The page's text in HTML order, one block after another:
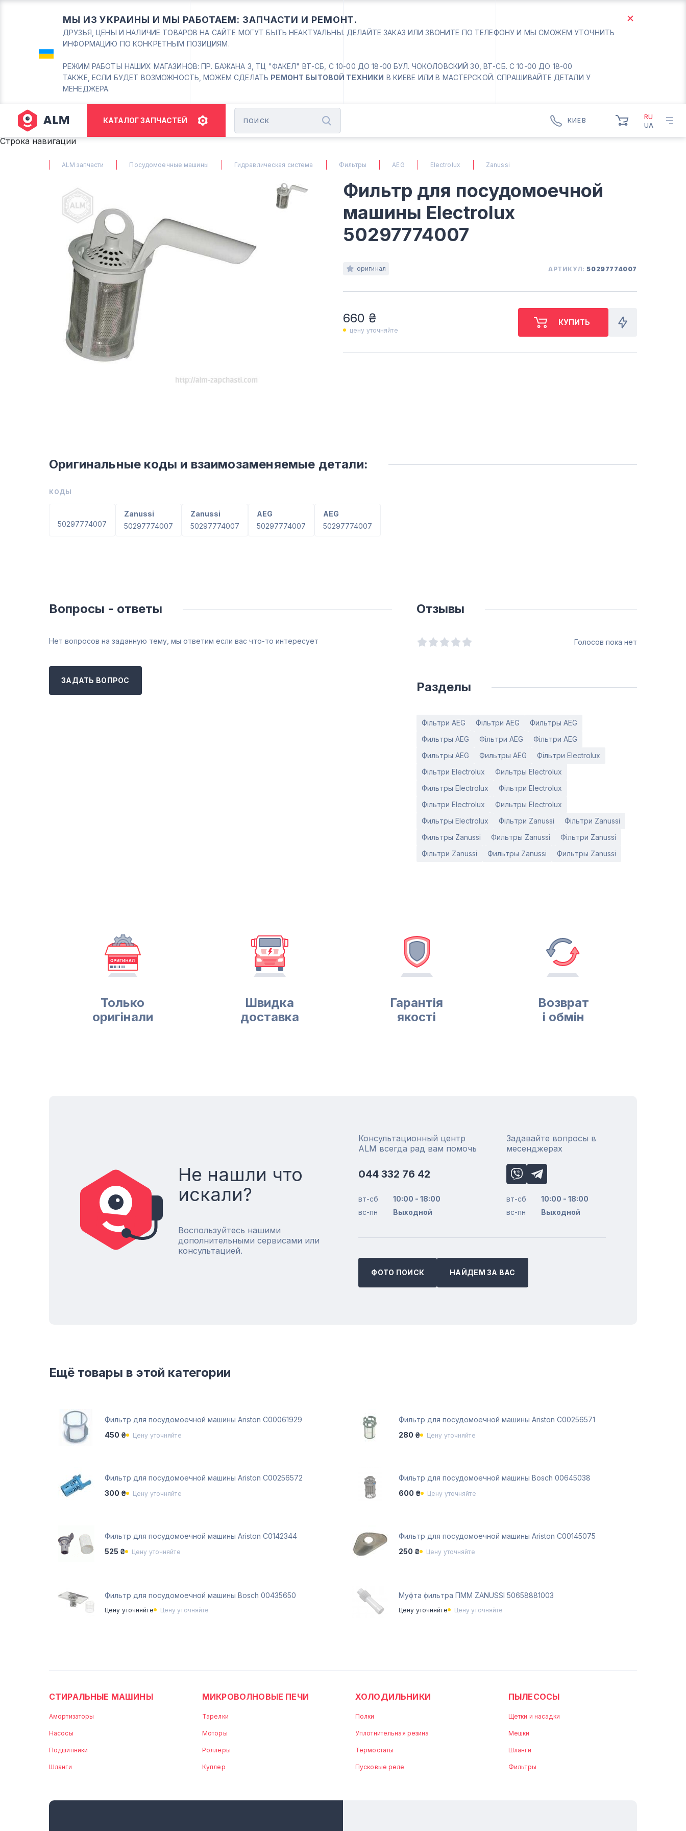
МЫ ИЗ УКРАИНЫ И МЫ РАБОТАЕМ: ЗАПЧАСТИ И РЕМОНТ.
ДРУЗЬЯ, ЦЕНЫ И НАЛИЧИЕ ТОВАРОВ НА САЙТЕ МОГУТ БЫТЬ НЕАКТУАЛЬНЫ. ДЕЛАЙТЕ ЗАКАЗ ИЛИ ЗВОНИТЕ ПО ТЕЛЕФОНУ И МЫ СМОЖЕМ УТОЧНИТЬ
ИНФОРМАЦИЮ ПО КОНКРЕТНЫМ ПОЗИЦИЯМ.
РЕЖИМ РАБОТЫ НАШИХ МАГАЗИНОВ: ПР. БАЖАНА 3, ТЦ "ФАКЕЛ" ВТ-СБ, С 10-00 ДО 18-00 БУЛ. ЧОКОЛОВСКИЙ 30, ВТ-СБ. С 10-00 ДО 18-00
ТАКЖЕ, ЕСЛИ БУДЕТ ВОЗМОЖНОСТЬ, МОЖЕМ СДЕЛАТЬ РЕМОНТ БЫТОВОЙ ТЕХНИКИ В КИЕВЕ ИЛИ В МАСТЕРСКОЙ. СПРАШИВАЙТЕ ДЕТАЛИ У
МЕНЕДЖЕРА.
КАТАЛОГ ЗАПЧАСТЕЙ КИЕВ
Вс-Пн. Выходной
Соломенский район - ВТ-
(063) 527 27 00
RU
UA
Строка навигации
ALM запчасти Посудомоечные машины Гидравлическая система Фильтры AEG Electrolux Zanussi
Фильтр для посудомоечной
машины Electrolux
50297774007
оригинал АРТИКУЛ:50297774007
660 ₴
цену уточняйте
Оригинальные коды и взаимозаменяемые детали:
КОДЫ
50297774007
Zanussi
50297774007
Zanussi
50297774007
AEG
50297774007
AEG
50297774007
Вопросы - ответы
Нет вопросов на заданную тему, мы ответим если вас что-то интересует
ЗАДАТЬ ВОПРОС
Отзывы
Голосов пока нет
Разделы
Фільтри AEG Фільтри AEG
Фильтры AEG
Фильтры AEG
Фільтри AEG
Фільтри AEG
Фильтры AEG
Фильтры AEG
Фільтри Electrolux
Фільтри Electrolux
Фильтры Electrolux
Фильтры Electrolux
Фільтри Electrolux
Фільтри Electrolux
Фильтры Electrolux
Фильтры Electrolux
Фільтри Zanussi
Фільтри Zanussi
Фильтры Zanussi
Фильтры Zanussi
Фільтри Zanussi
Фільтри Zanussi
Фильтры Zanussi Фильтры Zanussi
Только
оригінали
Швидка
доставка
Гарантія
якості
Возврат
і обмін
Не нашли что
искали?
Воспользуйтесь нашими
дополнительными сервисами или
консультацией.
Консультационный центр
ALM всегда рад вам помочь
044 332 76 42
вт-сб
10:00 - 18:00
вс-пн
Выходной
Задавайте вопросы в
месенджерах
вт-сб
10:00 - 18:00
вс-пн
Выходной
ФОТО ПОИСК НАЙДЕМ ЗА ВАС
Ещё товары в этой категории
Фильтр для посудомоечной машины Ariston C00061929
450 ₴
Цену уточняйте
Фильтр для посудомоечной машины Ariston C00256571
280 ₴
Цену уточняйте
Фильтр для посудомоечной машины Ariston С00256572
300 ₴
Цену уточняйте
Фильтр для посудомоечной машины Bosch 00645038
600 ₴
Цену уточняйте
Фильтр для посудомоечной машины Ariston C0142344
525 ₴
Цену уточняйте
Фильтр для посудомоечной машины Ariston C00145075
250 ₴
Цену уточняйте
Фильтр для посудомоечной машины Bosch 00435650
Цену уточняйте Цену уточняйте
Муфта фильтра ПММ ZANUSSI 50658881003
Цену уточняйте Цену уточняйте
СТИРАЛЬНЫЕ МАШИНЫ
Амортизаторы
Насосы
Подшипники
Шланги
МИКРОВОЛНОВЫЕ ПЕЧИ
Тарелки
Моторы
Роллеры
Куплер
ХОЛОДИЛЬНИКИ
Полки
Уплотнительная резина
Термостаты
Пусковые реле
ПЫЛЕСОСЫ
Щетки и насадки
Мешки
Шланги
Фильтры